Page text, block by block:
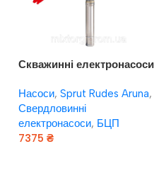
Скважинні електронасоси
“Насоси+” БЦП 1,8-75У*
(кабель 50 м, сталевий
трос підвіса)
Насоси, Sprut Rudes Aruna,
Свердловинні
електронасоси, БЦП
7375 ₴